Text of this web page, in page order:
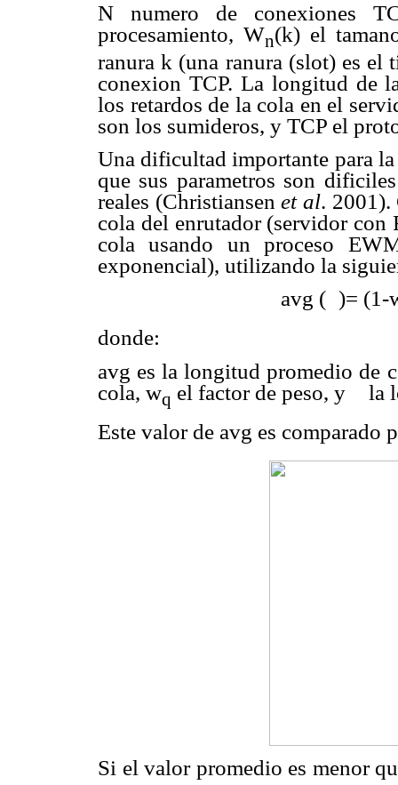
N numero de conexiones
procesamiento, Wn(k) el
ranura k (una ranura (slot) es
conexion TCP. La longitud de
los retardos de la cola en el
son los sumideros, y TCP el
Una dificultad importante para
que sus parametros son
reales (Christiansenet al. 2001).
cola del enrutador (servidor con
cola usando un proceso
exponencial), utilizando la
avg ( )= (1-
donde:
avg es la longitud promedio de
cola, wq el factor de peso, y
la
Este valor de avg es comparado
Si el valor promedio es menor